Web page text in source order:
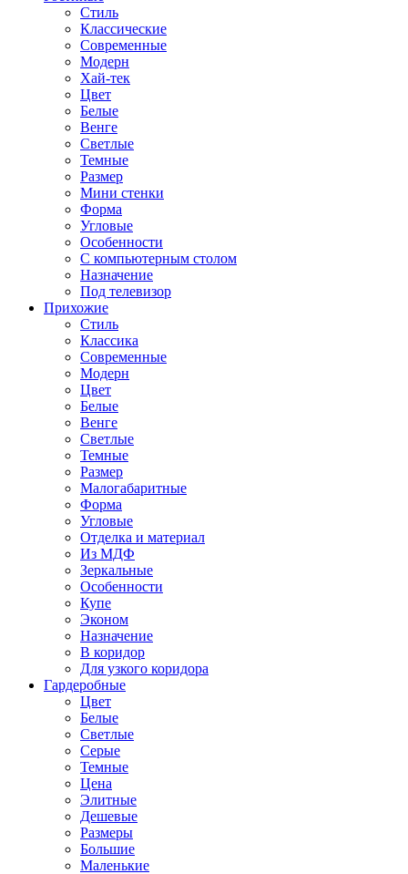
Стиль
Классические
Современные
Модерн
Хай-тек
Цвет
Белые
Венге
Светлые
Темные
Размер
Мини стенки
Форма
Угловые
Особенности
С компьютерным столом
Назначение
Под телевизор
Прихожие
Стиль
Классика
Современные
Модерн
Цвет
Белые
Венге
Светлые
Темные
Размер
Малогабаритные
Форма
Угловые
Отделка и материал
Из МДФ
Зеркальные
Особенности
Купе
Эконом
Назначение
В коридор
Для узкого коридора
Гардеробные
Цвет
Белые
Светлые
Серые
Темные
Цена
Элитные
Дешевые
Размеры
Большие
Маленькие